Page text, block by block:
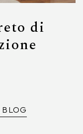
di